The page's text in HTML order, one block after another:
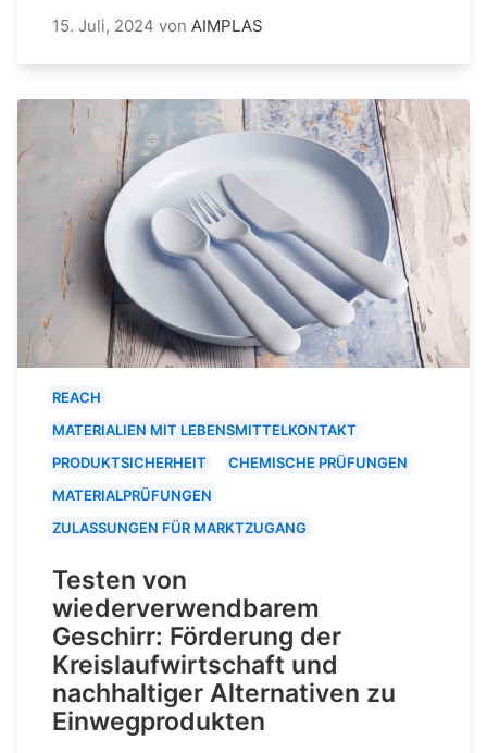
15. Juli, 2024 von AIMPLAS
REACH
MATERIALIEN MIT LEBENSMITTELKONTAKT
PRODUKTSICHERHEIT
CHEMISCHE PRÜFUNGEN
MATERIALPRÜFUNGEN
ZULASSUNGEN FÜR MARKTZUGANG
Testen von
wiederverwendbarem
Geschirr: Förderung der
Kreislaufwirtschaft und
nachhaltiger Alternativen zu
Einwegprodukten